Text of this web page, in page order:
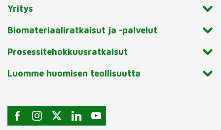
Yritys
Biomateriaaliratkaisut ja -palvelut
Prosessitehokkuusratkaisut
Luomme huomisen teollisuutta